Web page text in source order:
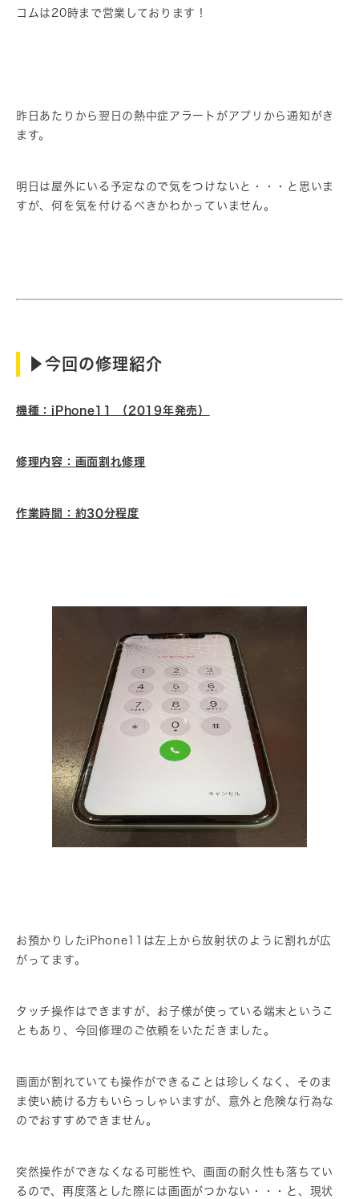
コムは20時まで営業しております！
昨日あたりから翌日の熱中症アラートがアプリから通知がき
ます。
明日は屋外にいる予定なので気をつけないと・・・と思いま
すが、何を気を付けるべきかわかっていません。
▶︎今回の修理紹介
機種：iPhone11 （2019年発売）
修理内容：画面割れ修理
作業時間：約30分程度
お預かりしたiPhone11は左上から放射状のように割れが広
がってます。
タッチ操作はできますが、お子様が使っている端末というこ
ともあり、今回修理のご依頼をいただきました。
画面が割れていても操作ができることは珍しくなく、そのま
ま使い続ける方もいらっしゃいますが、意外と危険な行為な
のでおすすめできません。
突然操作ができなくなる可能性や、画面の耐久性も落ちてい
るので、再度落とした際には画面がつかない・・・と、現状